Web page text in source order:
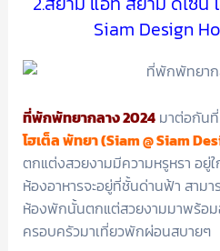
Siam Design
ที่พักพัทยากลาง 2024 มาต่อกันที่
โฮเต็ล พัทยา (Siam @ Siam
ตกแต่งสวยงามมีความหรูหรา อยู่
ห้องอาหารจะอยู่ที่ชั้นด่านฟ้า สาม
ห้องพักนั้นตกแต่สวยงามมาพร้อ
ครอบครัวมาเที่ยวพักผ่อนสบายๆ